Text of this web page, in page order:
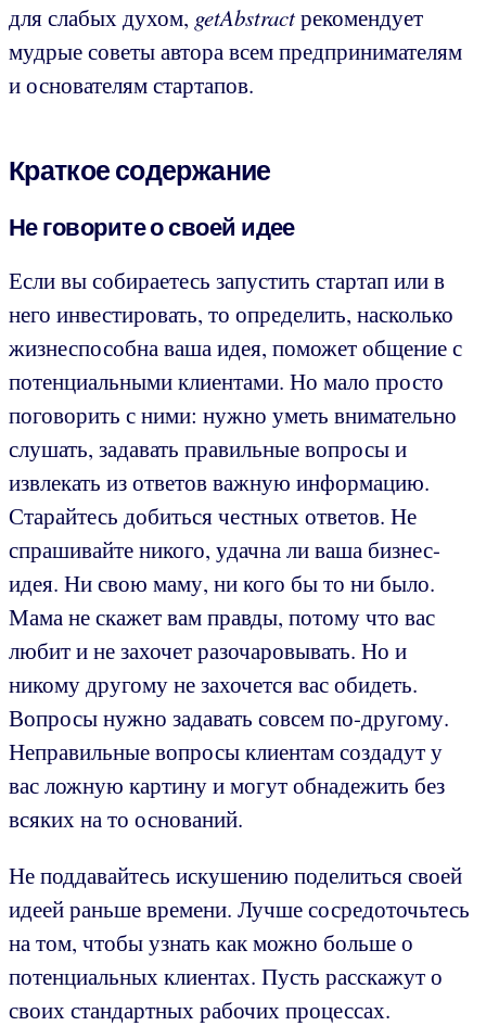
для слабых духом, getAbstractрекомендует
мудрые советы автора всем предпринимателям
и основателям стартапов.
Краткое содержание
Не говорите о своей идее
Если вы собираетесь запустить стартап или в
него инвестировать, то определить, насколько
жизнеспособна ваша идея, поможет общение с
потенциальными клиентами. Но мало просто
поговорить с ними: нужно уметь внимательно
слушать, задавать правильные вопросы и
извлекать из ответов важную информацию.
Старайтесь добиться честных ответов. Не
спрашивайте никого, удачна ли ваша бизнес-
идея. Ни свою маму, ни кого бы то ни было.
Мама не скажет вам правды, потому что вас
любит и не захочет разочаровывать. Но и
никому другому не захочется вас обидеть.
Вопросы нужно задавать совсем по-другому.
Неправильные вопросы клиентам создадут у
вас ложную картину и могут обнадежить без
всяких на то оснований.
Не поддавайтесь искушению поделиться своей
идеей раньше времени. Лучше сосредоточьтесь
на том, чтобы узнать как можно больше о
потенциальных клиентах. Пусть расскажут о
своих стандартных рабочих процессах.